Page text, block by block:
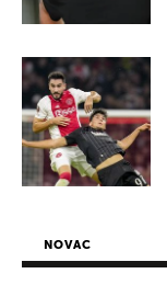
NOVAC